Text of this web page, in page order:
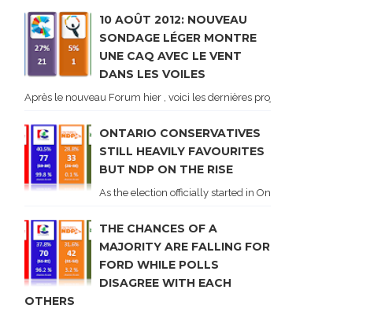
10 AOÛT 2012: NOUVEAU
SONDAGE LÉGER MONTRE
UNE CAQ AVEC LE VENT
DANS LES VOILES
Après le nouveau Forum hier , voici les dernières projections basées sur
ONTARIO CONSERVATIVES
STILL HEAVILY FAVOURITES
BUT NDP ON THE RISE
As the election officially started in Ontario, some
THE CHANCES OF A
MAJORITY ARE FALLING FOR
FORD WHILE POLLS
DISAGREE WITH EACH
OTHERS